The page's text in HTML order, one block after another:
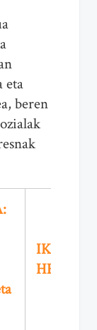
eta
beren
IKUSI
HEMEN